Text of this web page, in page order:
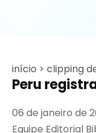
início > clipping
Peru
06 de janeiro de
Equipe Editorial